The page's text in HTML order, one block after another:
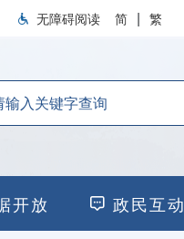
无障碍阅读 简 | 繁
开放 政民互动